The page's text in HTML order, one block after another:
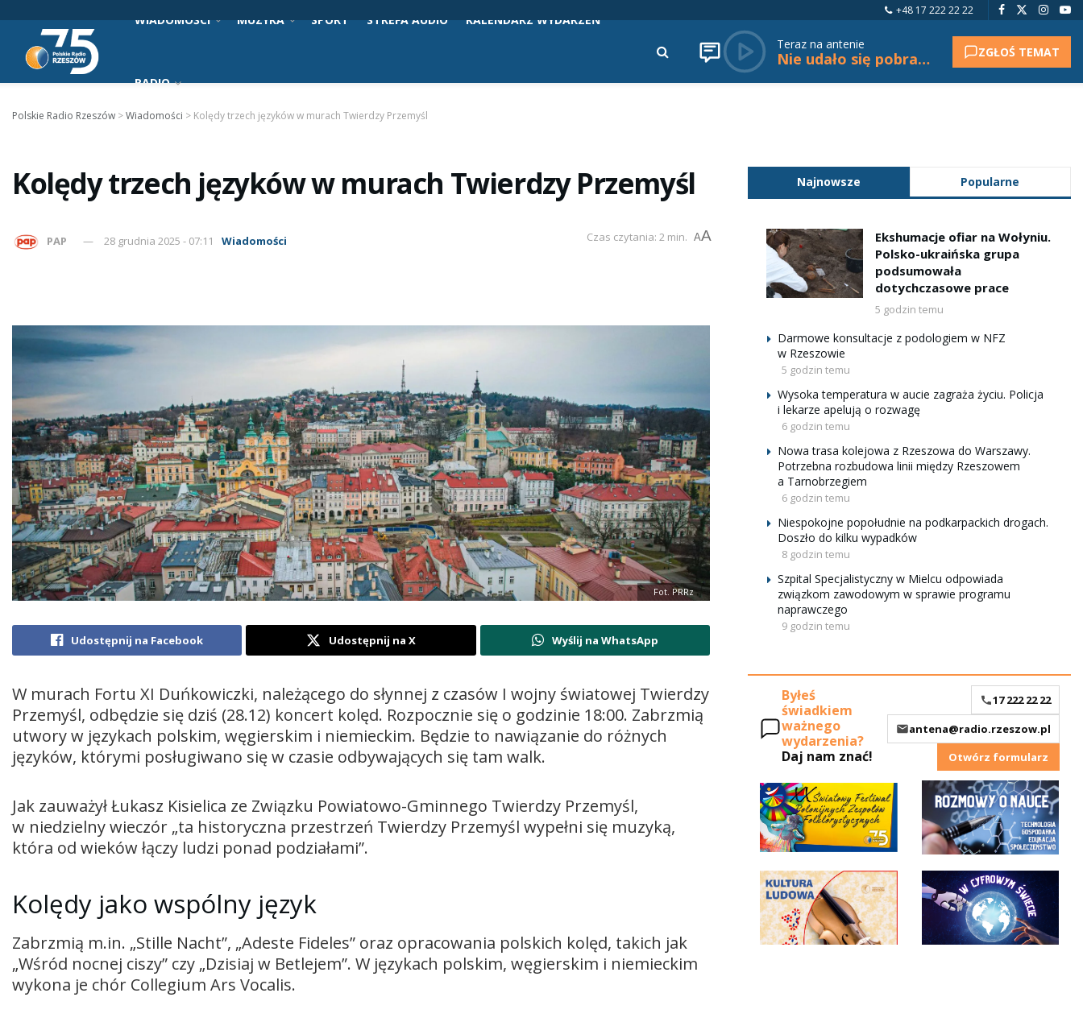
+48 17 222 22 22
WIADOMOŚCI MUZYKA SPORT STREFA AUDIO KALENDARZ WYDARZEŃ
RADIO
Teraz na antenie
Nie udało się pobrać tytułu. ZGŁOŚ TEMAT
Polskie Radio Rzeszów >Wiadomości > Kolędy trzech języków w murach Twierdzy Przemyśl
Kolędy trzech języków w murach Twierdzy Przemyśl
PAP 28 grudnia 2025 - 07:11 Wiadomości Czas czytania: 2 min. AA
Fot. PRRz
Udostępnij na Facebook Udostępnij na X Wyślij na WhatsApp
W murach Fortu XI Duńkowiczki, należącego do słynnej z czasów I wojny światowej Twierdzy
Przemyśl, odbędzie się dziś (28.12) koncert kolęd. Rozpocznie się o godzinie 18:00. Zabrzmią
utwory w językach polskim, węgierskim i niemieckim. Będzie to nawiązanie do różnych
języków, którymi posługiwano się w czasie odbywających się tam walk.
Jak zauważył Łukasz Kisielica ze Związku Powiatowo-Gminnego Twierdzy Przemyśl,
w niedzielny wieczór „ta historyczna przestrzeń Twierdzy Przemyśl wypełni się muzyką,
która od wieków łączy ludzi ponad podziałami”.
Kolędy jako wspólny język
Zabrzmią m.in. „Stille Nacht”, „Adeste Fideles” oraz opracowania polskich kolęd, takich jak
„Wśród nocnej ciszy” czy „Dzisiaj w Betlejem”. W językach polskim, węgierskim i niemieckim
wykona je chór Collegium Ars Vocalis.
Najnowsze Popularne
Ekshumacje ofiar na Wołyniu.
Polsko-ukraińska grupa
podsumowała
dotychczasowe prace
5 godzin temu
Darmowe konsultacje z podologiem w NFZ
w Rzeszowie
5 godzin temu
Wysoka temperatura w aucie zagraża życiu. Policja
i lekarze apelują o rozwagę
6 godzin temu
Nowa trasa kolejowa z Rzeszowa do Warszawy.
Potrzebna rozbudowa linii między Rzeszowem
a Tarnobrzegiem
6 godzin temu
Niespokojne popołudnie na podkarpackich drogach.
Doszło do kilku wypadków
8 godzin temu
Szpital Specjalistyczny w Mielcu odpowiada
związkom zawodowym w sprawie programu
naprawczego
9 godzin temu
Byłeś
świadkiem
ważnego
wydarzenia?
Daj nam znać!
17 222 22 22
antena@radio.rzeszow.pl
Otwórz formularz